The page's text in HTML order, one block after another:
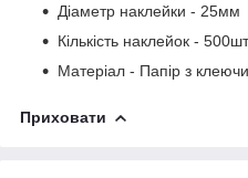
Діаметр наклейки - 25мм
Кількість наклейок - 500шт
Матеріал - Папір з
Приховати